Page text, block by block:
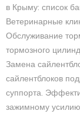
в Крыму: список
Ветеринарные
Обслуживание
тормозного
Замена
сайлентблоков
суппорта.
зажимному